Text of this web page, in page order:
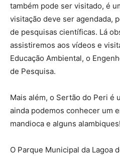
também pode ser visitado, é
visitação deve ser agendada,
de pesquisas científicas. Lá
assistiremos aos vídeos e
Educação Ambiental, o
de Pesquisa.
Mais além, o Sertão do Peri é
ainda podemos conhecer um
mandioca e alguns alambiques!
O Parque Municipal da Lagoa